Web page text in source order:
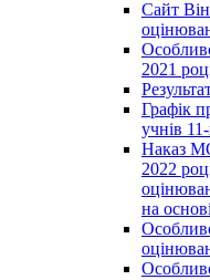
Сайт
2021
Графік
учнів
Наказ
2022
на